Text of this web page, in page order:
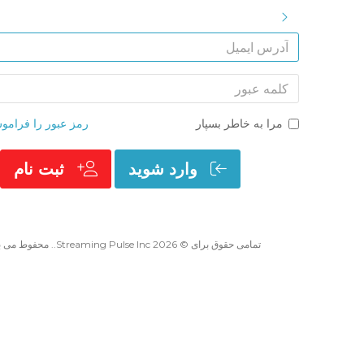
کلمه عبور
مرا به خاطر بسپار رمز عبور را
وارد شوید ثبت نام
تمامی حقوق برای © 2026 Streaming Pulse Inc.. محفوط می باشد.